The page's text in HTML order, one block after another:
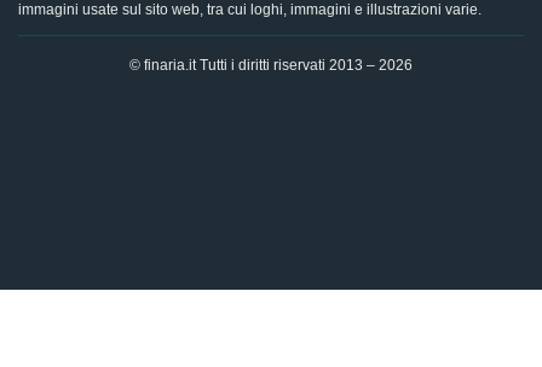
immagini usate sul sito web, tra cui loghi, immagini e illustrazioni varie.
© finaria.it Tutti i diritti riservati 2013 – 2026